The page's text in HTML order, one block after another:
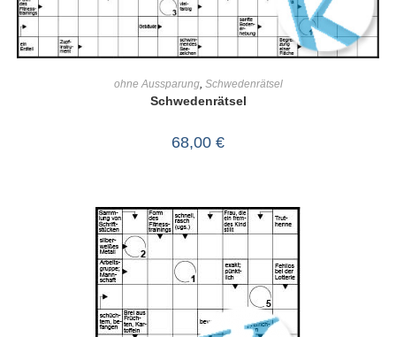
ohne Aussparung, Schwedenrätsel
Schwedenrätsel
68,00 €